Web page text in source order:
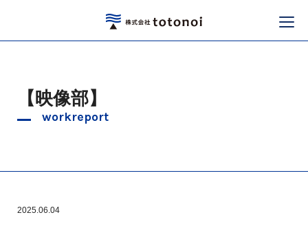
【映像部】
workreport
2025.06.04